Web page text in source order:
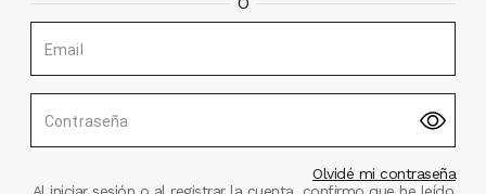
Email
Contraseña
Olvidé mi contraseña